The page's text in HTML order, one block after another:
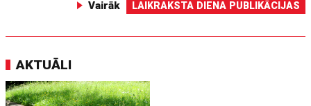
Vairāk LAIKRAKSTA DIENA PUBLIKĀCIJAS
AKTUĀLI